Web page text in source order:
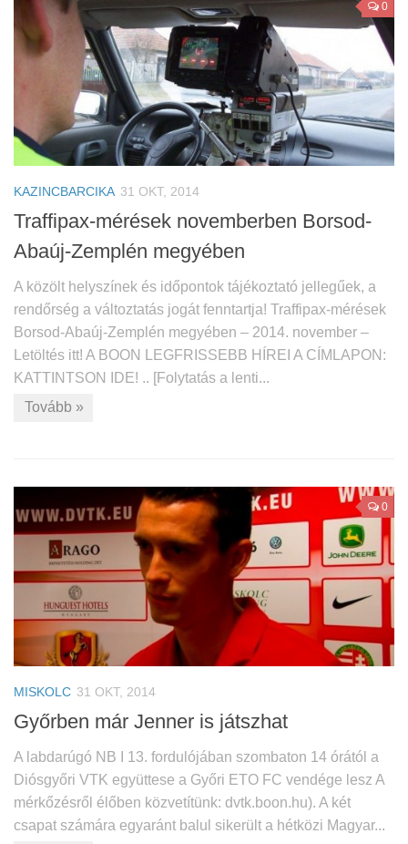
0
KAZINCBARCIKA 31 OKT, 2014
Traffipax-mérések novemberben Borsod-
Abaúj-Zemplén megyében
A közölt helyszínek és időpontok tájékoztató jellegűek, a
rendőrség a változtatás jogát fenntartja! Traffipax-mérések
Borsod-Abaúj-Zemplén megyében – 2014. november –
Letöltés itt! A BOON LEGFRISSEBB HÍREI A CÍMLAPON:
KATTINTSON IDE! .. [Folytatás a lenti...
Tovább »
0
MISKOLC 31 OKT, 2014
Győrben már Jenner is játszhat
A labdarúgó NB I 13. fordulójában szombaton 14 órától a
Diósgyőri VTK együttese a Győri ETO FC vendége lesz A
mérkőzésről élőben közvetítünk: dvtk.boon.hu). A két
csapat számára egyaránt balul sikerült a hétközi Magyar...